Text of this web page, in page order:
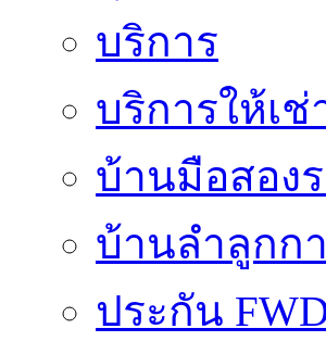
บริการ
บริการให้เช่
บ้านมือสอง
บ้านลำลูกกา
ประกัน